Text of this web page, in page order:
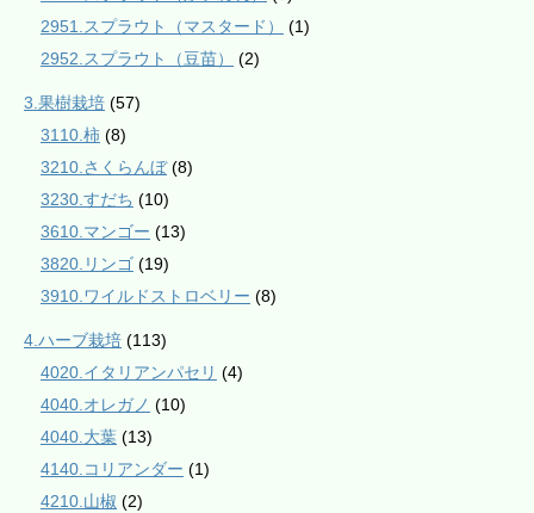
2951.スプラウト（マスタード）
(1)
2952.スプラウト（豆苗）
(2)
3.果樹栽培 (57)
3110.柿 (8)
3210.さくらんぼ(8)
3230.すだち (10)
3610.マンゴー (13)
3820.リンゴ (19)
3910.ワイルドストロベリー (8)
4.ハーブ栽培 (113)
4020.イタリアンパセリ (4)
4040.オレガノ (10)
4040.大葉 (13)
4140.コリアンダー (1)
4210.山椒 (2)